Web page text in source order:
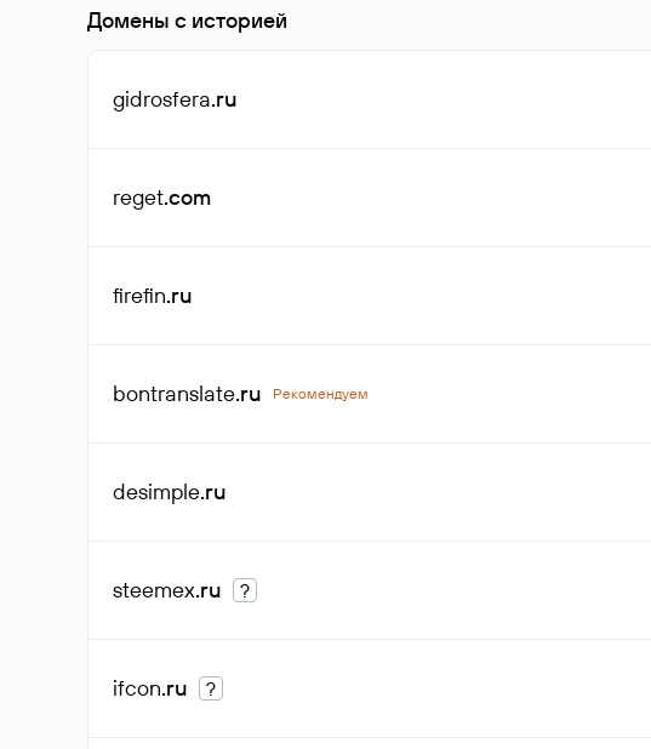
Домены с историей
gidrosfera.ru
reget.com
firefin.ru
bontranslate.ru Рекомендуем
desimple.ru
steemex.ru ?
ifcon.ru ?